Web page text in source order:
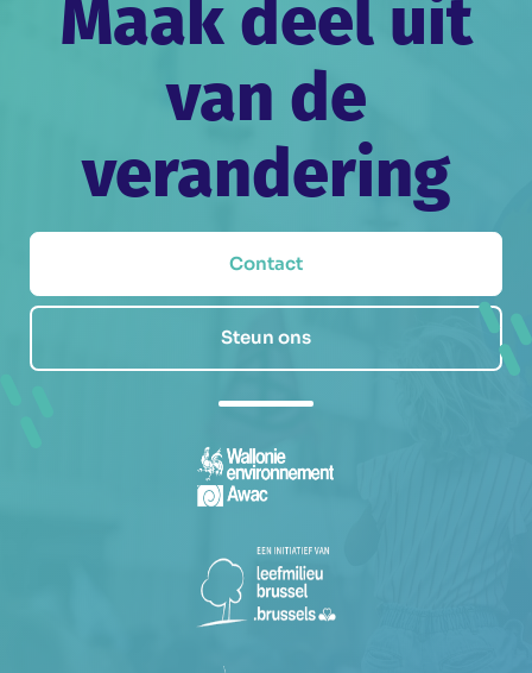
Maak deel uit
van de
verandering
Contact
Steun ons